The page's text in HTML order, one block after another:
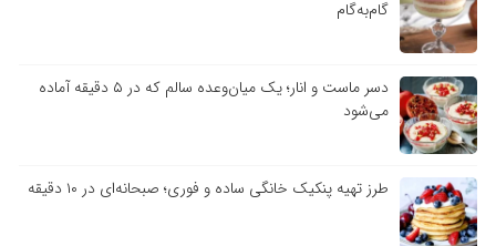
گام‌به‌گام
دسر ماست و انار؛ یک میان‌وعده سالم که در ۵ دقیقه آماده
می‌شود
طرز تهیه پنکیک خانگی ساده و فوری؛ صبحانه‌ای در ۱۰ دقیقه